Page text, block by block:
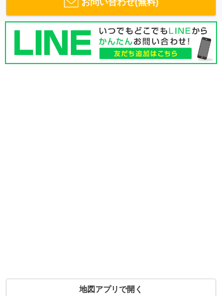
地図アプリで開く